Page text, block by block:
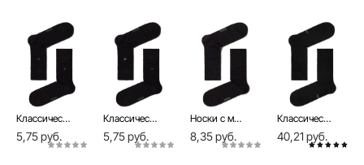
Классические носки из гребенного хлопка Classic, модель 006
5,75 руб.
Классические носки из гребенного хлопка Classic, модель 007
5,75 руб.
Носки с махровой стопой COMFORT
8,35 руб.
Классические носки из гребенного хлопка Classic (7 пар)
40,21 руб.